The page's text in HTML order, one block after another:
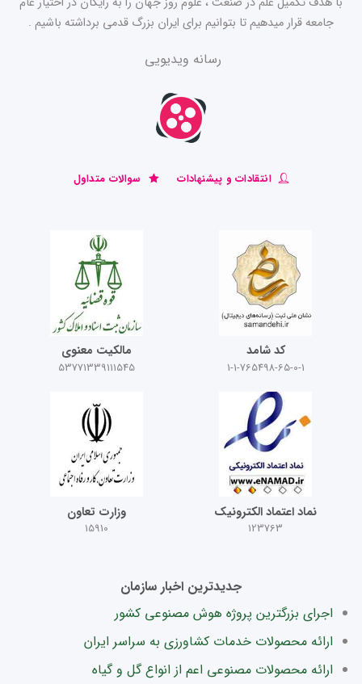
جامعه قرار میدهیم تا بتوانیم برای ایران بزرگ قدمی برداشته باشیم .
رسانه ویدیویی
انتقادات و پیشنهادات سوالات متداول
کد شامد
1-1-765498-65-0-1
مالکیت معنوی
53771339111545
نماد اعتماد الکترونیک
123763
وزارت تعاون
15910
جدیدترین اخبار سازمان
اجرای بزرگترین پروژه هوش مصنوعی کشور
ارائه محصولات خدمات کشاورزی به سراسر ایران
ارائه محصولات مصنوعی اعم از انواع گل و گیاه